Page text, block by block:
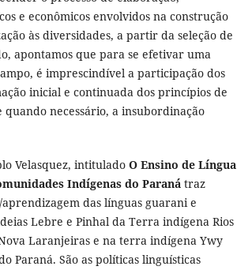
e econômicos envolvidos na construção
às diversidades, a partir da seleção de
apontamos que para se efetivar uma
é imprescindível a participação dos
inicial e continuada dos princípios de
quando necessário, a insubordinação
Velasquez, intitulado O Ensino de Língua
Indígenas do Paraná traz
das línguas guarani e
Lebre e Pinhal da Terra indígena Rios
Laranjeiras e na terra indígena Ywy
Paraná. São as políticas linguísticas